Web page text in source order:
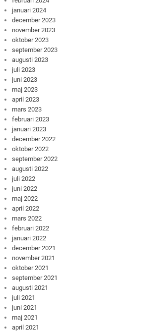
januari 2024
december 2023
november 2023
oktober 2023
september 2023
augusti 2023
juli 2023
juni 2023
maj 2023
april 2023
mars 2023
februari 2023
januari 2023
december 2022
oktober 2022
september 2022
augusti 2022
juli 2022
juni 2022
maj 2022
april 2022
mars 2022
februari 2022
januari 2022
december 2021
november 2021
oktober 2021
september 2021
augusti 2021
juli 2021
juni 2021
maj 2021
april 2021